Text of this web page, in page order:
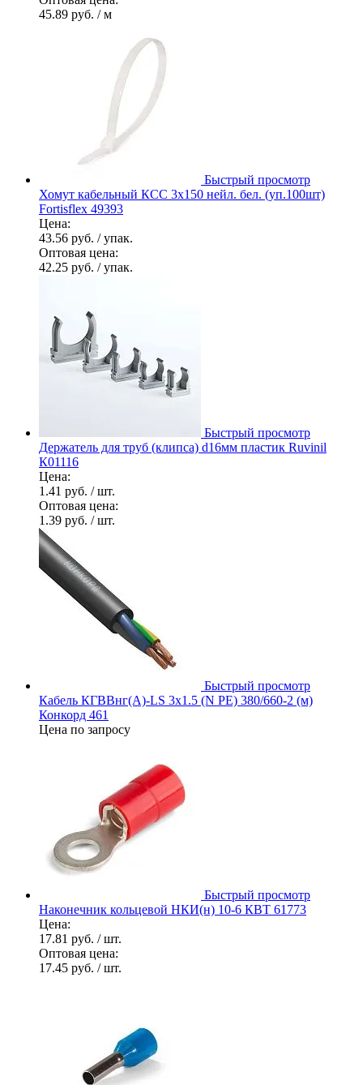
45.89 руб. / м
Быстрый просмотр
Хомут кабельный КСС 3х150 нейл. бел. (уп.100шт)
Fortisflex 49393
Цена:
43.56 руб. / упак.
Оптовая цена:
42.25 руб. / упак.
Быстрый просмотр
Держатель для труб (клипса) d16мм пластик Ruvinil
К01116
Цена:
1.41 руб. / шт.
Оптовая цена:
1.39 руб. / шт.
Быстрый просмотр
Кабель КГВВнг(А)-LS 3х1.5 (N PE) 380/660-2 (м)
Конкорд 461
Цена по запросу
Быстрый просмотр
Наконечник кольцевой НКИ(н) 10-6 КВТ 61773
Цена:
17.81 руб. / шт.
Оптовая цена:
17.45 руб. / шт.